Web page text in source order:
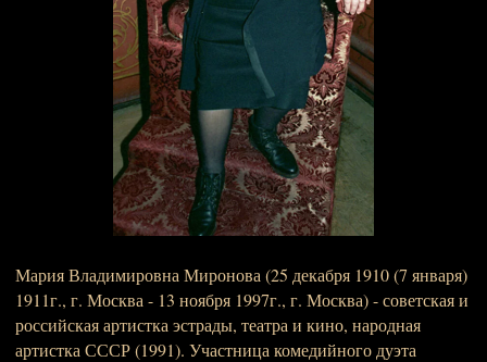
Мария Владимировна Миронова (25 декабря 1910 (7 января)
1911г., г. Москва - 13 ноября 1997г., г. Москва) - советская и
российская артистка эстрады, театра и кино, народная
артистка СССР (1991). Участница комедийного дуэта